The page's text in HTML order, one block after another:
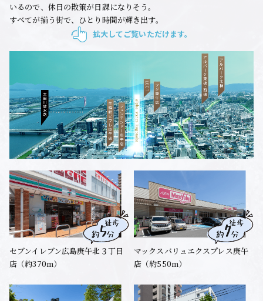
いるので、休日の散策が日課になりそう。
すべてが揃う街で、ひとり時間が輝き出す。
拡大してご覧いただけます。
セブンイレブン広島庚午北３丁目
店 （約370m）
マックスバリュエクスプレス庚午
店 （約550m）